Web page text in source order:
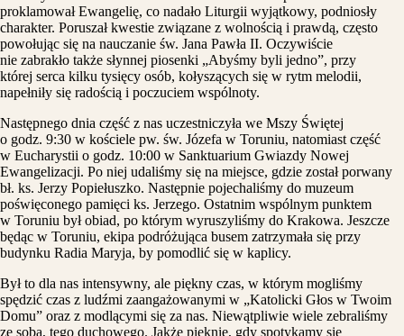
proklamował Ewangelię, co nadało Liturgii wyjątkowy, podniosły
charakter. Poruszał kwestie związane z wolnością i prawdą, często
powołując się na nauczanie św. Jana Pawła II. Oczywiście
nie zabrakło także słynnej piosenki „Abyśmy byli jedno”, przy
której serca kilku tysięcy osób, kołyszących się w rytm melodii,
napełniły się radością i poczuciem wspólnoty.
Następnego dnia część z nas uczestniczyła we Mszy Świętej
o godz. 9:30 w kościele pw. św. Józefa w Toruniu, natomiast część
w Eucharystii o godz. 10:00 w Sanktuarium Gwiazdy Nowej
Ewangelizacji. Po niej udaliśmy się na miejsce, gdzie został porwany
bł. ks. Jerzy Popiełuszko. Następnie pojechaliśmy do muzeum
poświęconego pamięci ks. Jerzego. Ostatnim wspólnym punktem
w Toruniu był obiad, po którym wyruszyliśmy do Krakowa. Jeszcze
będąc w Toruniu, ekipa podróżująca busem zatrzymała się przy
budynku Radia Maryja, by pomodlić się w kaplicy.
Był to dla nas intensywny, ale piękny czas, w którym mogliśmy
spędzić czas z ludźmi zaangażowanymi w „Katolicki Głos w Twoim
Domu” oraz z modlącymi się za nas. Niewątpliwie wiele zebraliśmy
ze sobą, tego duchowego. Jakże pięknie, gdy spotykamy się